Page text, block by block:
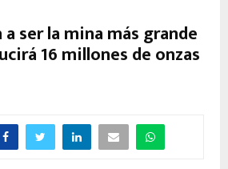
ser la mina más grande
16 millones de onzas